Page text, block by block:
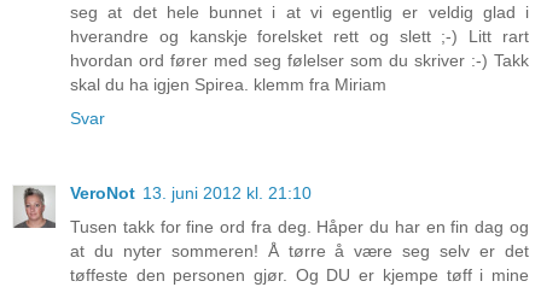
seg at det hele bunnet i at vi egentlig er veldig glad i
hverandre og kanskje forelsket rett og slett ;-) Litt rart
hvordan ord fører med seg følelser som du skriver :-) Takk
skal du ha igjen Spirea. klemm fra Miriam
Svar
VeroNot 13. juni 2012 kl. 21:10
Tusen takk for fine ord fra deg. Håper du har en fin dag og
at du nyter sommeren! Å tørre å være seg selv er det
tøffeste den personen gjør. Og DU er kjempe tøff i mine